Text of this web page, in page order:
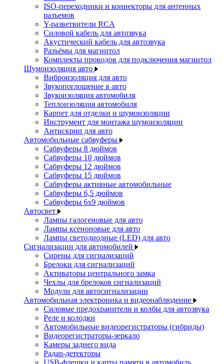
ISO-переходники и коннекторы для антенных
разъемов
Y-разветвители RCA
Силовой кабель для автозвука
Акустический кабель для автозвука
Разъёмы для магнитол
Комплекты проводов для подключения магнитол
Шумоизоляция авто
Виброизоляция для авто
Звукопоглощение в авто
Звукоизоляция автомобиля
Теплоизоляция автомобиля
Карпет для отделки и шумоизоляции
Инструмент для монтажа шумоизоляции
Антискрип для авто
Автомобильные сабвуферы
Сабвуферы 8 дюймов
Сабвуферы 10 дюймов
Сабвуферы 12 дюймов
Сабвуферы 15 дюймов
Сабвуферы активные автомобильные
Сабвуферы 6,5 дюймов
Сабвуферы 6x9 дюймов
Автосвет
Лампы галогеновые для авто
Лампы ксеноновые для авто
Лампы светодиодные (LED) для авто
Сигнализации для автомобилей
Сирены для сигнализаций
Брелоки для сигнализаций
Активаторы центрального замка
Чехлы для брелоков сигнализаций
Модули для автосигнализации
Автомобильная электроника и видеонаблюдение
Силовые предохранители и колбы для автозвука
Реле и колодки
Автомобильные видеорегистраторы (гибриды)
Видеорегистраторы-зеркало
Камеры заднего вида
Радар-детекторы
USB-флешки и карты памяти в автомобиль